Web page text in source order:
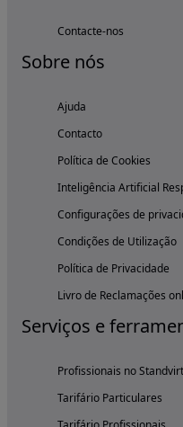
Contacte-nos
Sobre nós
Ajuda
Contacto
Política de Cookies
Inteligência Artificial
Configurações de
Condições de Utilização
Política de Privacidade
Livro de Reclamações
Serviços e
Profissionais no
Tarifário Particulares